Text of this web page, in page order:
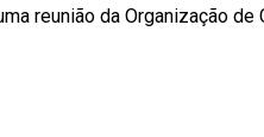
reunião da Organização